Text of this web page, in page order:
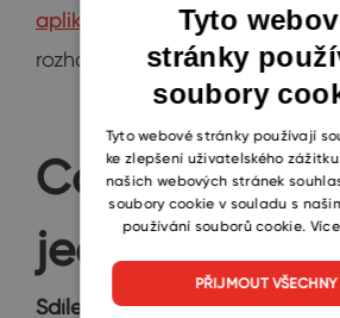
aplikacemi
. Z profesionálního
rozhodně stojí za zvážení.
Co vám
jednotlivá
Sdílené dokumenty
Tyto
stránky
soubory
Tyto webové stránky používají
ke zlepšení uživatelského
našich webových stránek
soubory cookie v souladu s
používání souborů cookie.
PŘIJMOUT VŠECHNY